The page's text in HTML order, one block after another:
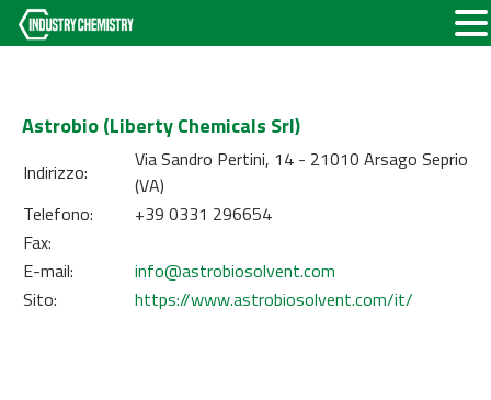
Astrobio (Liberty Chemicals Srl)
Indirizzo:
Via Sandro Pertini, 14 - 21010 Arsago Seprio
(VA)
Telefono:
+39 0331 296654
Fax:
E-mail:
info@astrobiosolvent.com
Sito:
https://www.astrobiosolvent.com/it/